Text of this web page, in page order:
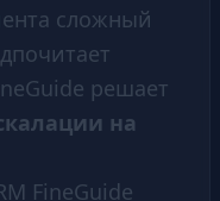
сложный
решает
на
FineGuide